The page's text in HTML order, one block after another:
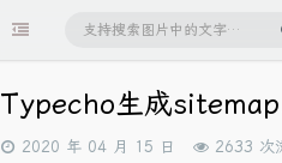
Typecho生成
发
2020 年 04 月 15 日 2633 次